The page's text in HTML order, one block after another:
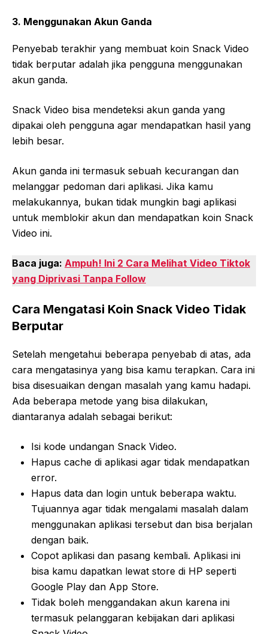
3. Menggunakan Akun Ganda
Penyebab terakhir yang membuat koin Snack Video
tidak berputar adalah jika pengguna menggunakan
akun ganda.
Snack Video bisa mendeteksi akun ganda yang
dipakai oleh pengguna agar mendapatkan hasil yang
lebih besar.
Akun ganda ini termasuk sebuah kecurangan dan
melanggar pedoman dari aplikasi. Jika kamu
melakukannya, bukan tidak mungkin bagi aplikasi
untuk memblokir akun dan mendapatkan koin Snack
Video ini.
Baca juga: Ampuh! Ini 2 Cara Melihat Video Tiktok
yang Diprivasi Tanpa Follow
Cara Mengatasi Koin Snack Video Tidak
Berputar
Setelah mengetahui beberapa penyebab di atas, ada
cara mengatasinya yang bisa kamu terapkan. Cara ini
bisa disesuaikan dengan masalah yang kamu hadapi.
Ada beberapa metode yang bisa dilakukan,
diantaranya adalah sebagai berikut:
Isi kode undangan Snack Video.
Hapus cache di aplikasi agar tidak mendapatkan
error.
Hapus data dan login untuk beberapa waktu.
Tujuannya agar tidak mengalami masalah dalam
menggunakan aplikasi tersebut dan bisa berjalan
dengan baik.
Copot aplikasi dan pasang kembali. Aplikasi ini
bisa kamu dapatkan lewat store di HP seperti
Google Play dan App Store.
Tidak boleh menggandakan akun karena ini
termasuk pelanggaran kebijakan dari aplikasi